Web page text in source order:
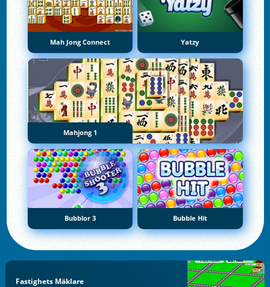
Mah Jong Connect Yatzy
Mahjong 1
Bubblor 3 Bubble Hit
Fastighets Mäklare